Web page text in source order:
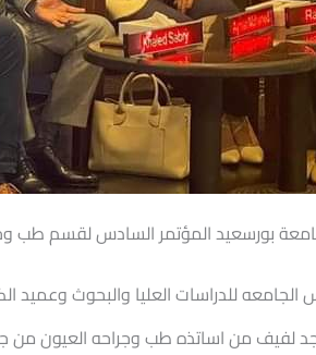
بورسعيد المؤتمر السادس لقسم طب
الجامعه للدراسات العليا والبحوث
لفيف من اساتذه طب وجراحه العيون